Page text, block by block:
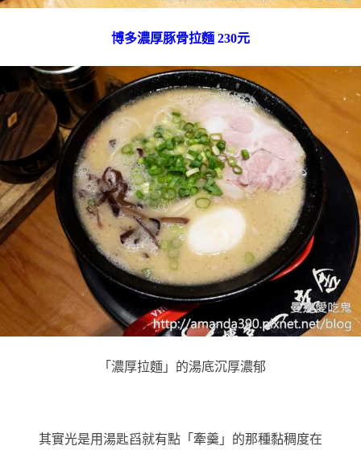
博多濃厚豚骨拉麵 230元
「濃厚拉麵」的湯底沉厚濃郁
其實光是用湯匙舀就有點「牽羹」的那種黏稠度在